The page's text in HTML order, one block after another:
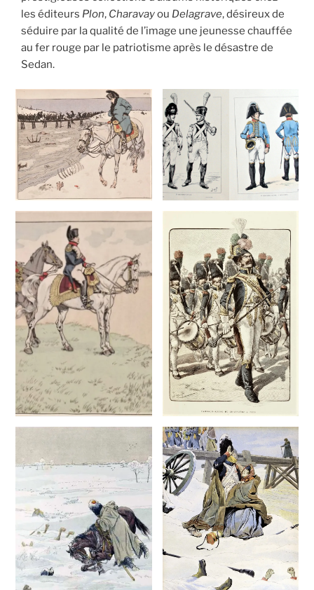
les éditeurs Plon, Charavayou Delagrave, désireux de
séduire par la qualité de l’image une jeunesse chauffée
au fer rouge par le patriotisme après le désastre de
Sedan.